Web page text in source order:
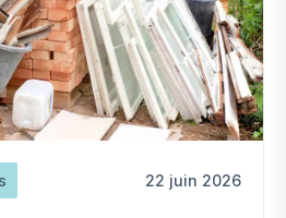
22 juin 2026